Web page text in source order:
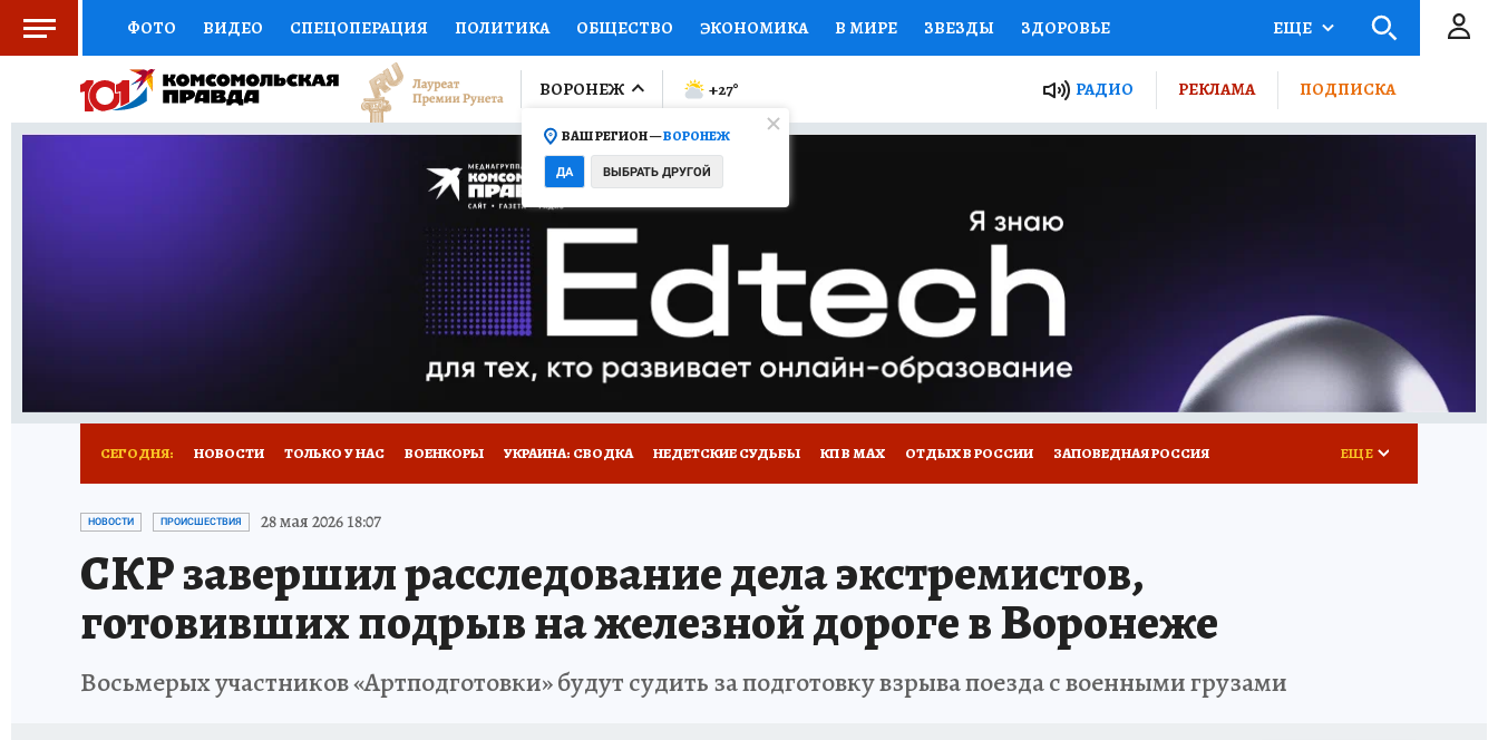
ФОТО ВИДЕО СПЕЦОПЕРАЦИЯ ПОЛИТИКА ОБЩЕСТВО ЭКОНОМИКА В МИРЕ ЗВЕЗДЫ ЗДОРОВЬЕ
СОЦПОДДЕРЖКА НАУКА СПОРТ КОЛУМНИСТЫ ПРОИСШЕСТВИЯ НАЦИОНАЛЬНЫЕ ПРОЕКТЫ РОССИИ
ВЫБОР ЭКСПЕРТОВ ДОКТОР ФИНАНСЫ ОТКРЫВАЕМ МИР Я ЗНАЮ СЕМЬЯ ЖЕНСКИЕ СЕКРЕТЫ ПУТЕВОДИТЕЛЬ
ПРОГНОЗЫ НА СПОРТ ПРОМОКОДЫ СЕРИАЛЫ
ТЕЛЕВИЗОР КОЛЛЕКЦИИ КОНКУРСЫ ГИД ПОТРЕБИТЕЛЯ
НОВОЕ НА САЙТЕ
ЕЩЕ
ВОРОНЕЖ
ВАШ РЕГИОН —ВОРОНЕЖ
ДА ВЫБРАТЬ ДРУГОЙ
+27° РАДИО РЕКЛАМА ПОДПИСКА
СЕГОДНЯ: НОВОСТИ ТОЛЬКО У НАС ВОЕНКОРЫ УКРАИНА: СВОДКА НЕДЕТСКИЕ СУДЬБЫ КП В МАХ ОТДЫХ В РОССИИ ЗАПОВЕДНАЯ РОССИЯ
ПРОИСШЕСТВИЯ АФИША
ЕЩЕ
НОВОСТИ ПРОИСШЕСТВИЯ 28 мая 2026 18:07
СКР завершил расследование дела экстремистов,
готовивших подрыв на железной дороге в Воронеже
Восьмерых участников «Артподготовки» будут судить за подготовку взрыва поезда с военными грузами